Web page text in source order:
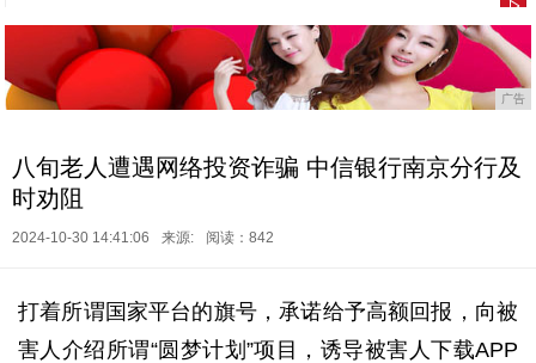
广告
八旬老人遭遇网络投资诈骗 中信银行南京分行及
时劝阻
2024-10-30 14:41:06 来源: 阅读：842
打着所谓国家平台的旗号，承诺给予高额回报，向被
害人介绍所谓“圆梦计划”项目，诱导被害人下载APP